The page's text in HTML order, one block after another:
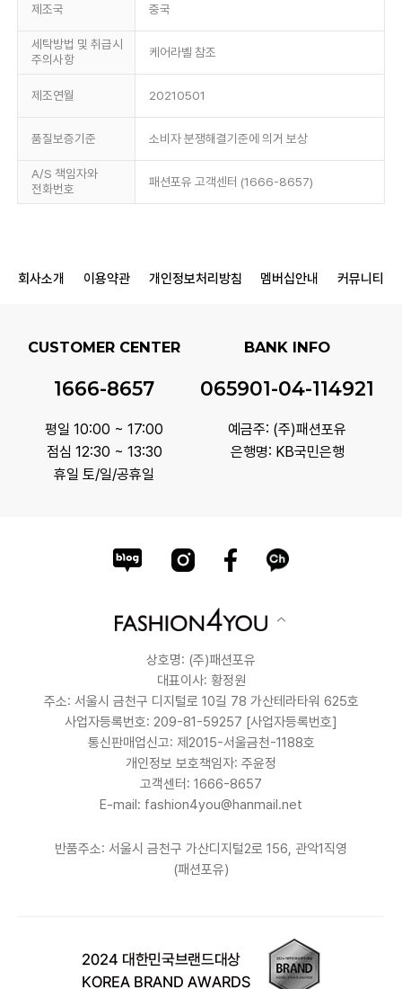
제조국 중국
세탁방법 및 취급시
주의사항
케어라벨 참조
제조연월 20210501
품질보증기준 소비자 분쟁해결기준에 의거 보상
A/S 책임자와
전화번호
패션포유 고객센터 (1666-8657)
회사소개 이용약관 개인정보처리방침 멤버십안내 커뮤니티
CUSTOMER CENTER
1666-8657
평일 10:00 ~ 17:00
점심 12:30 ~ 13:30
휴일 토/일/공휴일
BANK INFO
065901-04-114921
예금주: (주)패션포유
은행명: KB국민은행
상호명: (주)패션포유
대표이사: 황정원
주소: 서울시 금천구 디지털로 10길 78 가산테라타워 625호
사업자등록번호: 209-81-59257 [사업자등록번호]
통신판매업신고: 제2015-서울금천-1188호
개인정보 보호책임자: 주윤정
고객센터: 1666-8657
E-mail: fashion4you@hanmail.net
반품주소: 서울시 금천구 가산디지털2로 156, 관악1직영
(패션포유)